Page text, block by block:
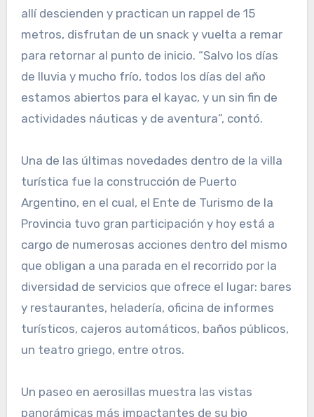
allí descienden y practican un rappel de 15
metros, disfrutan de un snack y vuelta a remar
para retornar al punto de inicio. “Salvo los días
de lluvia y mucho frío, todos los días del año
estamos abiertos para el kayac, y un sin fin de
actividades náuticas y de aventura”, contó.
Una de las últimas novedades dentro de la villa
turística fue la construcción de Puerto
Argentino, en el cual, el Ente de Turismo de la
Provincia tuvo gran participación y hoy está a
cargo de numerosas acciones dentro del mismo
que obligan a una parada en el recorrido por la
diversidad de servicios que ofrece el lugar: bares
y restaurantes, heladería, oficina de informes
turísticos, cajeros automáticos, baños públicos,
un teatro griego, entre otros.
Un paseo en aerosillas muestra las vistas
panorámicas más impactantes de su bio